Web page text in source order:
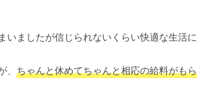
いましたが信じられないくらい快適な生活
、 ちゃんと休めてちゃんと相応の給料がも